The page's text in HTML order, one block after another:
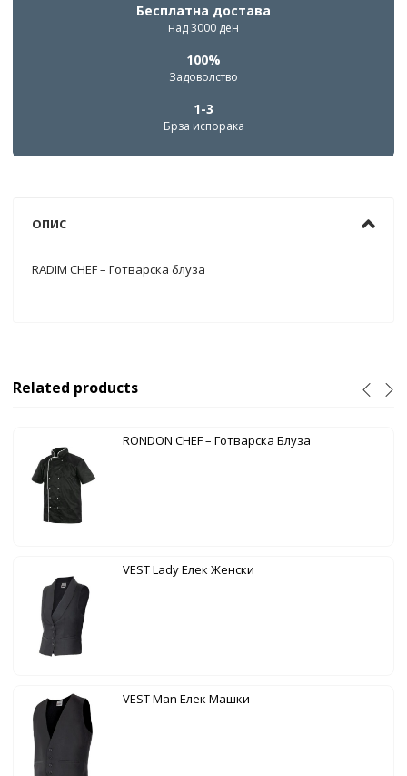
Бесплатна достава
над 3000 ден
100%
Задоволство
1-3
Брза испорака
ОПИС
RADIM CHEF – Готварска блуза
Related products
RONDON CHEF – Готварска Блуза
VEST Lady Елек Женски
VEST Man Елек Машки